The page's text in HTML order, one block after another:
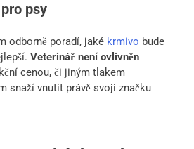
psy
odborně poradí, jaké krmivo bude
Veterinář není ovlivněn
cenou, či jiným tlakem
snaží vnutit právě svoji značku